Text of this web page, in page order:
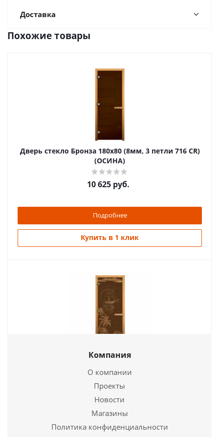
Доставка
Похожие товары
Дверь стекло Бронза 180х80 (8мм, 3 петли 716 CR)
(ОСИНА)
10 625руб.
Подробнее
Купить в 1 клик
Дверь стекло Бронза Матовая, рис. "ЛАГУНА",
190х70 (8мм, 3 петли 716 GB) (ОСИНА) (левая)
12 125руб.
Подробнее
Компания
О компании
Проекты
Новости
Магазины
Политика конфиденциальности